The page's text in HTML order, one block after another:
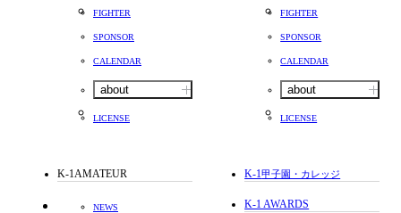
FIGHTER
SPONSOR
CALENDAR
about
LICENSE
FIGHTER
SPONSOR
CALENDAR
about
LICENSE
K-1AMATEUR
NEWS
K-1甲子園・カレッジ
K-1 AWARDS